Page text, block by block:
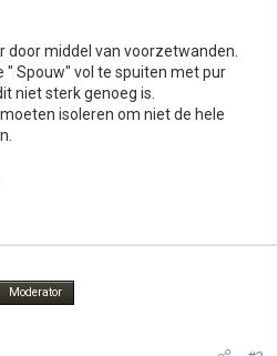
door middel van voorzetwanden.
" Spouw" vol te spuiten met pur
niet sterk genoeg is.
isoleren om niet de hele
Moderator